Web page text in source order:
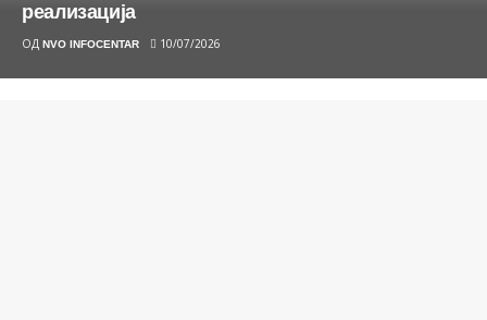
реализација
ОД NVO INFOCENTAR 10/07/2026